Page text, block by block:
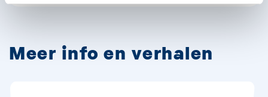
Meer info en verhalen